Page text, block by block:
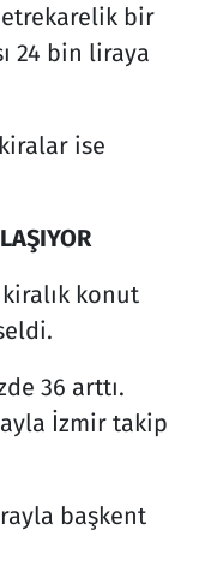
bir
24 bin liraya
ise
konut
36 arttı.
İzmir takip
başkent